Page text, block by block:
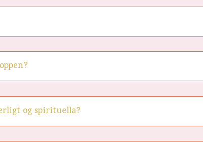
og spirituella?